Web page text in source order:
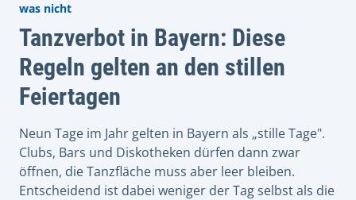
was nicht
Tanzverbot in Bayern: Diese
Regeln gelten an den stillen
Feiertagen
Neun Tage im Jahr gelten in Bayern als „stille Tage".
Clubs, Bars und Diskotheken dürfen dann zwar
öffnen, die Tanzfläche muss aber leer bleiben.
Entscheidend ist dabei weniger der Tag selbst als die